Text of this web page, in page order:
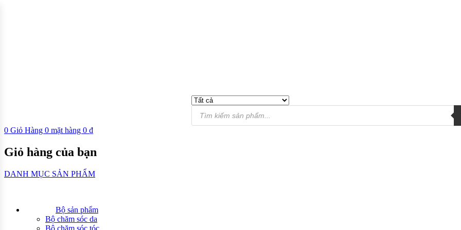
0 Giỏ Hàng 0 mặt hàng 0 ₫
Giỏ hàng của bạn
DANH MỤC SẢN PHẨM
Bộ sản phẩm
Bộ chăm sóc da
Bộ chăm sóc tóc